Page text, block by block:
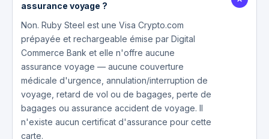
assurance voyage ?
Non. Ruby Steel est une Visa Crypto.com
prépayée et rechargeable émise par Digital
Commerce Bank et elle n'offre aucune
assurance voyage — aucune couverture
médicale d'urgence, annulation/interruption de
voyage, retard de vol ou de bagages, perte de
bagages ou assurance accident de voyage. Il
n'existe aucun certificat d'assurance pour cette
carte.